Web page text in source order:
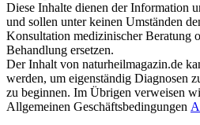
Diese Inhalte dienen der Information
und sollen unter keinen Umständen
Konsultation medizinischer Beratung
Behandlung ersetzen.
Der Inhalt von naturheilmagazin.de
werden, um eigenständig Diagnosen
zu beginnen. Im Übrigen verweisen
Allgemeinen Geschäftsbedingungen